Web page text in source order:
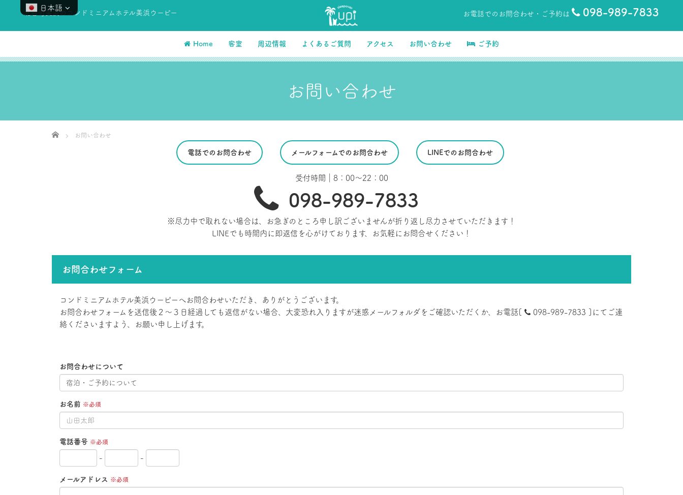
北谷町美浜のコンドミニアムホテル美浜ウーピー お電話でのお問合わせ・ご予約は 098-989-7833
Home 客室 周辺情報 よくあるご質問 アクセス お問い合わせ ご予約
お問い合わせ
Home お問い合わせ
電話でのお問合わせ メールフォームでのお問合わせ LINEでのお問合わせ
受付時間｜8：00～22：00
098-989-7833
※尽力中で取れない場合は、お急ぎのところ申し訳ございませんが折り返し尽力させていただきます！
LINEでも時間内に即返信を心がけております、お気軽にお問合せください！
お問合わせフォーム
コンドミニアムホテル美浜ウーピーへお問合わせいただき、ありがとうございます。
お問合わせフォームを送信後２～３日経過しても返信がない場合、大変恐れ入りますが迷惑メールフォルダをご確認いただくか、お電話[
098-989-7833 ]にてご連
絡くださいますよう、お願い申し上げます。
お問合わせについて
お名前 ※必須
電話番号 ※必須
- -
メールアドレス ※必須
日本語